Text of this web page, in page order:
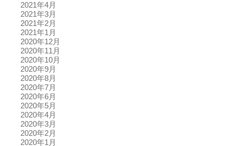
2021年4月
2021年3月
2021年2月
2021年1月
2020年12月
2020年11月
2020年10月
2020年9月
2020年8月
2020年7月
2020年6月
2020年5月
2020年4月
2020年3月
2020年2月
2020年1月